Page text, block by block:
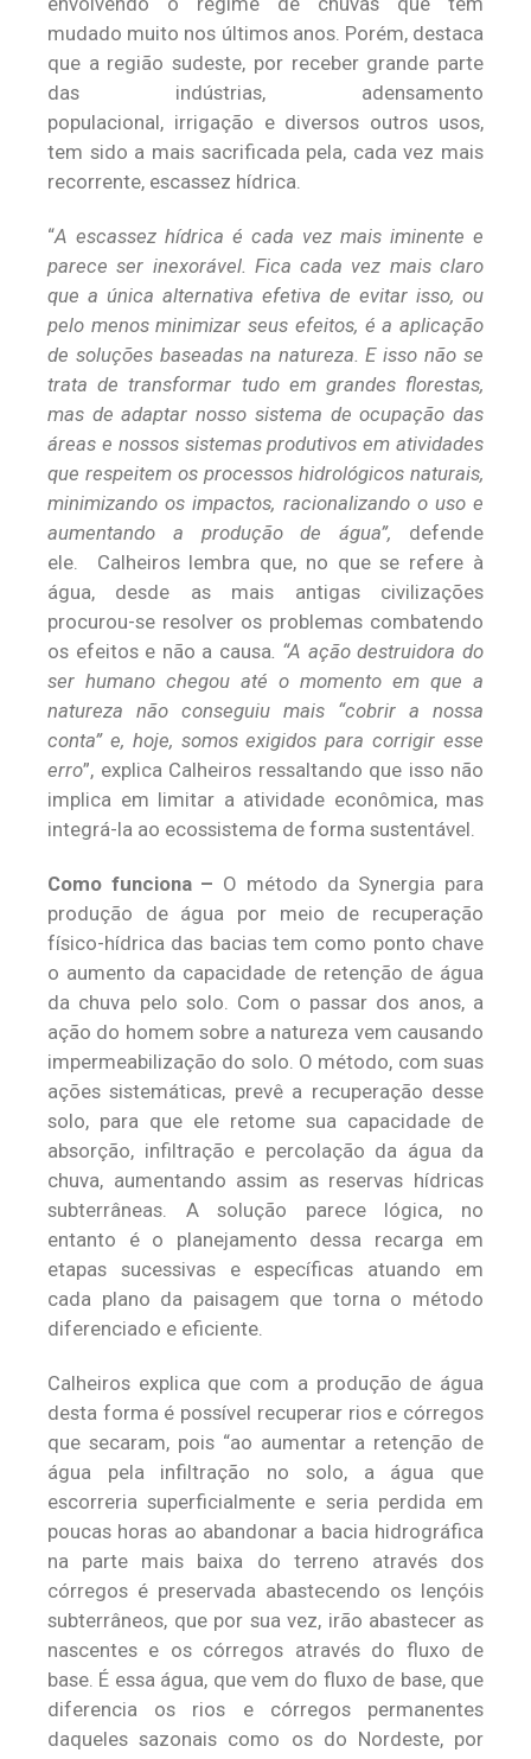
mudado muito nos últimos anos. Porém, destaca
que a região sudeste, por receber grande parte
das indústrias, adensamento
populacional, irrigação e diversos outros usos,
tem sido a mais sacrificada pela, cada vez mais
recorrente, escassez hídrica.
“A escassez hídrica é cada vez mais iminente e
parece ser inexorável. Fica cada vez mais claro
que a única alternativa efetiva de evitar isso, ou
pelo menos minimizar seus efeitos, é a aplicação
de soluções baseadas na natureza. E isso não se
trata de transformar tudo em grandes florestas,
mas de adaptar nosso sistema de ocupação das
áreas e nossos sistemas produtivos em atividades
que respeitem os processos hidrológicos naturais,
minimizando os impactos, racionalizando o uso e
aumentando a produção de água”, defende
ele.
Calheiros lembra que, no que se refere à
água, desde as mais antigas civilizações
procurou-se resolver os problemas combatendo
os efeitos e não a causa. “A ação destruidora do
ser humano chegou até o momento em que a
natureza não conseguiu mais “cobrir a nossa
conta” e, hoje, somos exigidos para corrigir esse
erro”, explica Calheiros ressaltando que isso não
implica em limitar a atividade econômica, mas
integrá-la ao ecossistema de forma sustentável.
Como funciona – O método da Synergia para
produção de água por meio de recuperação
físico-hídrica das bacias tem como ponto chave
o aumento da capacidade de retenção de água
da chuva pelo solo. Com o passar dos anos, a
ação do homem sobre a natureza vem causando
impermeabilização do solo. O método, com suas
ações sistemáticas, prevê a recuperação desse
solo, para que ele retome sua capacidade de
absorção, infiltração e percolação da água da
chuva, aumentando assim as reservas hídricas
subterrâneas. A solução parece lógica, no
entanto é o planejamento dessa recarga em
etapas sucessivas e específicas atuando em
cada plano da paisagem que torna o método
diferenciado e eficiente.
Calheiros explica que com a produção de água
desta forma é possível recuperar rios e córregos
que secaram, pois “ao aumentar a retenção de
água pela infiltração no solo, a água que
escorreria superficialmente e seria perdida em
poucas horas ao abandonar a bacia hidrográfica
na parte mais baixa do terreno através dos
córregos é preservada abastecendo os lençóis
subterrâneos, que por sua vez, irão abastecer as
nascentes e os córregos através do fluxo de
base. É essa água, que vem do fluxo de base, que
diferencia os rios e córregos permanentes
daqueles sazonais como os do Nordeste, por